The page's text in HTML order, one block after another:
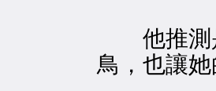
他推測是
鳥，也讓